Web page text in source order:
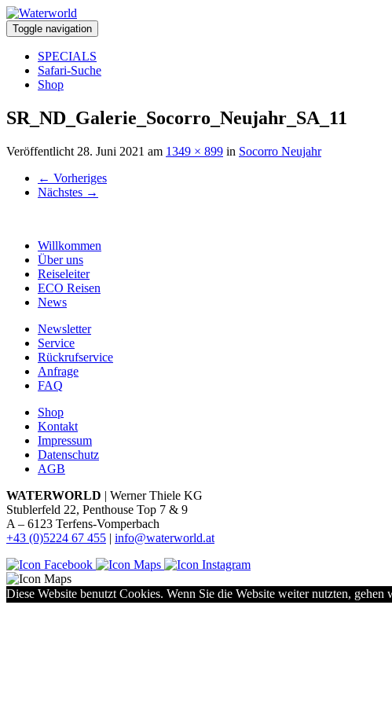
Toggle navigation
SPECIALS
Safari-Suche
Shop
SR_ND_Galerie_Socorro_Neujahr_SA_11
Veröffentlicht 28. Juni 2021 am 1349 × 899 in Socorro Neujahr
← Vorheriges
Nächstes →
Willkommen
Über uns
Reiseleiter
ECO Reisen
News
Newsletter
Service
Rückrufservice
Anfrage
FAQ
Shop
Kontakt
Impressum
Datenschutz
AGB
WATERWORLD | Werner Thiele KG
Stublerfeld 22, Penthouse Top 7 & 9
A – 6123 Terfens-Vomperbach
+43 (0)5224 67 455 | info@waterworld.at
Diese Website benutzt Cookies. Wenn Sie die Website weiter nutzten,